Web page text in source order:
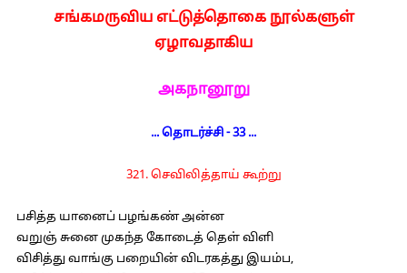
சங்கமருவிய எட்டுத்தொகை நூல்களுள்
ஏழாவதாகிய
அகநானூறு
... தொடர்ச்சி - 33 ...
321. செவிலித்தாய் கூற்று
பசித்த யானைப் பழங்கண் அன்ன
வறுஞ் சுனை முகந்த கோடைத் தெள் விளி
விசித்து வாங்கு பறையின் விடரகத்து இயம்ப,